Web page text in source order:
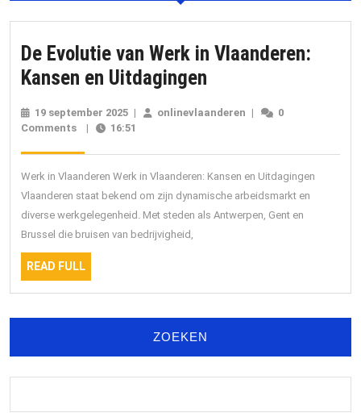
De Evolutie van Werk in Vlaanderen:
Kansen en Uitdagingen
Werk
in
Vlaanderen:
Kansen
19 september 2025 19
september
| onlinevlaanderen onlinevlaanderen
|
0
Comments
| 16:51
Werk in Vlaanderen Werk in Vlaanderen: Kansen en Uitdagingen
Vlaanderen staat bekend om zijn dynamische arbeidsmarkt en
diverse werkgelegenheid. Met steden als Antwerpen, Gent en
Brussel die bruisen van bedrijvigheid,
READ FULL
FULL
ZOEKEN